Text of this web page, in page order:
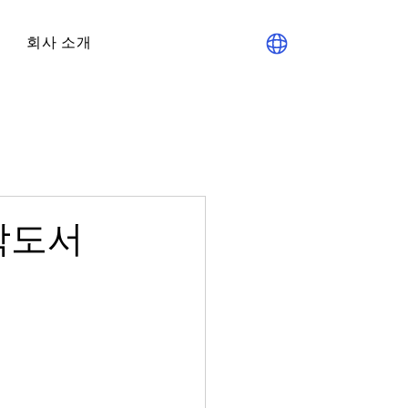
회사 소개
서